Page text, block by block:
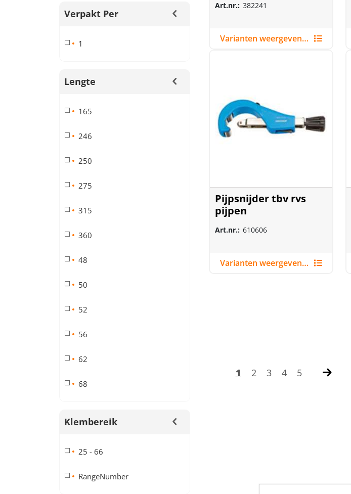
Verpakt Per
1
Lengte
165
246
250
275
315
360
48
50
52
56
62
68
Klembereik
25 - 66
RangeNumber
Art.nr.: 382241
Varianten weergeven (2)
Pijpsnijder tbv rvs
pijpen
Art.nr.: 610606
Varianten weergeven (3)
1 2 3 4 5